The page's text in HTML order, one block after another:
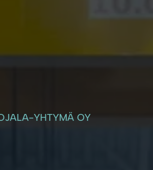
YHTYMÄ OY